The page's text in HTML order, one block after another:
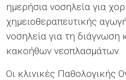
ημερήσια νοσηλεία για
χημειοθεραπευτικής
νοσηλεία για τη διάγνωση
κακοήθων νεοπλασμάτων.
Οι κλινικές Παθολογικής